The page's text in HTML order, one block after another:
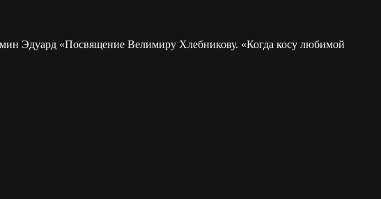
Эдуард «Посвящение Велимиру Хлебникову. «Когда косу любимой